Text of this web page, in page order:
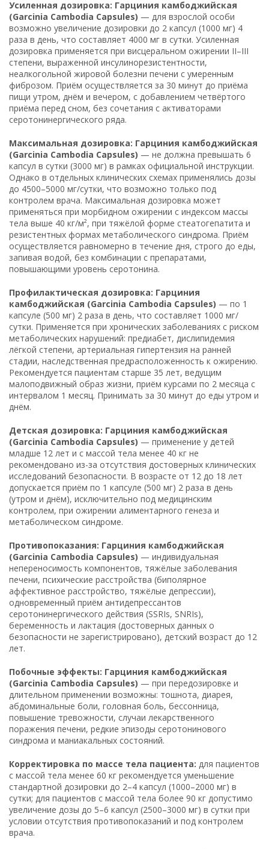
Усиленная дозировка: Гарциния камбоджийская
(Garcinia Cambodia Capsules) — для взрослой особи
возможно увеличение дозировки до 2 капсул (1000 мг) 4
раза в день, что составляет 4000 мг в сутки. Усиленная
дозировка применяется при висцеральном ожирении II–III
степени, выраженной инсулинорезистентности,
неалкогольной жировой болезни печени с умеренным
фиброзом. Приём осуществляется за 30 минут до приёма
пищи утром, днём и вечером, с добавлением четвёртого
приёма перед сном, без сочетания с активаторами
серотонинергического ряда.
Максимальная дозировка: Гарциния камбоджийская
(Garcinia Cambodia Capsules) — не должна превышать 6
капсул в сутки (3000 мг) в рамках официальной инструкции.
Однако в отдельных клинических схемах применялись дозы
до 4500–5000 мг/сутки, что возможно только под
контролем врача. Максимальная дозировка может
применяться при морбидном ожирении с индексом массы
тела выше 40 кг/м², при тяжёлой форме стеатогепатита и
резистентных формах метаболического синдрома. Приём
осуществляется равномерно в течение дня, строго до еды,
запивая водой, без комбинации с препаратами,
повышающими уровень серотонина.
Профилактическая дозировка: Гарциния
камбоджийская (Garcinia Cambodia Capsules) — по 1
капсуле (500 мг) 2 раза в день, что составляет 1000 мг/
сутки. Применяется при хронических заболеваниях с риском
метаболических нарушений: предиабет, дислипидемия
лёгкой степени, артериальная гипертензия на ранней
стадии, наследственная предрасположенность к ожирению.
Рекомендуется пациентам старше 35 лет, ведущим
малоподвижный образ жизни, приём курсами по 2 месяца с
интервалом 1 месяц. Принимать за 30 минут до еды утром и
днём.
Детская дозировка: Гарциния камбоджийская
(Garcinia Cambodia Capsules) — применение у детей
младше 12 лет и с массой тела менее 40 кг не
рекомендовано из-за отсутствия достоверных клинических
исследований безопасности. В возрасте от 12 до 18 лет
допускается приём по 1 капсуле (500 мг) 2 раза в день
(утром и днём), исключительно под медицинским
контролем, при ожирении алиментарного генеза и
метаболическом синдроме.
Противопоказания: Гарциния камбоджийская
(Garcinia Cambodia Capsules) — индивидуальная
непереносимость компонентов, тяжёлые заболевания
печени, психические расстройства (биполярное
аффективное расстройство, тяжёлые депрессии),
одновременный приём антидепрессантов
серотонинергического действия (SSRIs, SNRIs),
беременность и лактация (достоверных данных о
безопасности не зарегистрировано), детский возраст до 12
лет.
Побочные эффекты: Гарциния камбоджийская
(Garcinia Cambodia Capsules) — при передозировке и
длительном применении возможны: тошнота, диарея,
абдоминальные боли, головная боль, бессонница,
повышение тревожности, случаи лекарственного
поражения печени, редкие эпизоды серотонинового
синдрома и маниакальных состояний.
Корректировка по массе тела пациента: для пациентов
с массой тела менее 60 кг рекомендуется уменьшение
стандартной дозировки до 2–4 капсул (1000–2000 мг) в
сутки; для пациентов с массой тела более 90 кг допустимо
увеличение дозы до 5–6 капсул (2500–3000 мг) в сутки при
условии отсутствия противопоказаний и под контролем
врача.